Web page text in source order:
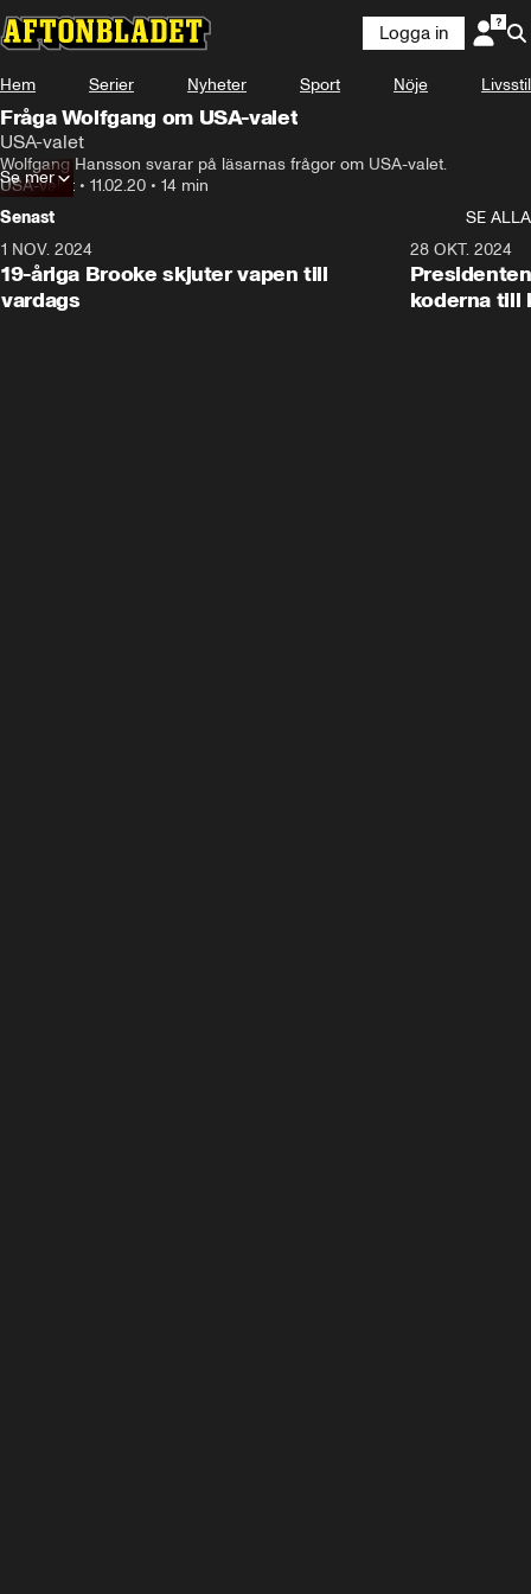
Logga in
Hem Serier Nyheter Sport Nöje Livsstil
Fråga Wolfgang om USA-valet
USA-valet
Wolfgang Hansson svarar på läsarnas frågor om USA-valet.
USA-valet • 11.02.20 • 14 min
Se mer
Senast
SE ALLA
1 NOV. 2024
19-åriga Brooke skjuter vapen till
vardags
28 OKT. 2024
koderna till